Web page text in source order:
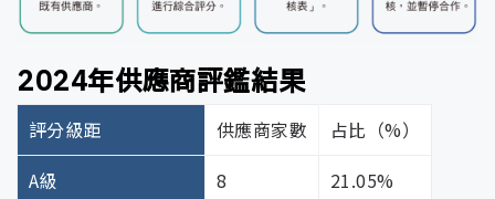
基本條件與價值觀：涵蓋性別、年齡、國籍與文化背
景，展現多元價值與包容精神。
專業知識與技能：涵蓋法律、財務會計、產業經營、
行銷、資訊科技等領域之專業知識與實務經驗。
董事會組成與多元進修制度
管理策略與承諾
育訓練，深化誠信經營與ESG
認知。
● 將ESG目標與績效納入董事
會監督與高階主管考核體系，
確保永續策略有效執行。
● 強化內部控制與風險管理制
度，定期檢視公司營運風險與
檢舉申訴管道
會，以確保重大風險妥善控管
與內部控制制度有效運作。
資通安全管理代表
制度推動成果與改善建議，確
保資安措施高效落實。其職責
包含召集會議、監督執行進
度、統籌風險應對作業，並擔
任資通安全事件對外之統一發
應變即時。
2024年供應商評鑑結果
評分級距 供應商家數
占比（%）
A級
8
21.05%